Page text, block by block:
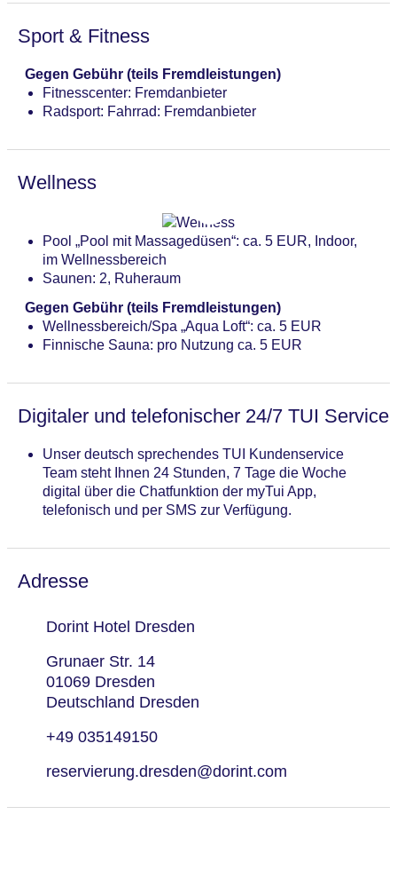
Sport & Fitness
Gegen Gebühr (teils Fremdleistungen)
Fitnesscenter: Fremdanbieter
Radsport: Fahrrad: Fremdanbieter
Wellness
Pool „Pool mit Massagedüsen“: ca. 5 EUR, Indoor,
im Wellnessbereich
Saunen: 2, Ruheraum
Gegen Gebühr (teils Fremdleistungen)
Wellnessbereich/Spa „Aqua Loft“: ca. 5 EUR
Finnische Sauna: pro Nutzung ca. 5 EUR
Digitaler und telefonischer 24/7 TUI Service
Unser deutsch sprechendes TUI Kundenservice
Team steht Ihnen 24 Stunden, 7 Tage die Woche
digital über die Chatfunktion der myTui App,
telefonisch und per SMS zur Verfügung.
Adresse
Dorint Hotel Dresden
Grunaer Str. 14
01069 Dresden
Deutschland Dresden
+49 035149150
reservierung.dresden@dorint.com